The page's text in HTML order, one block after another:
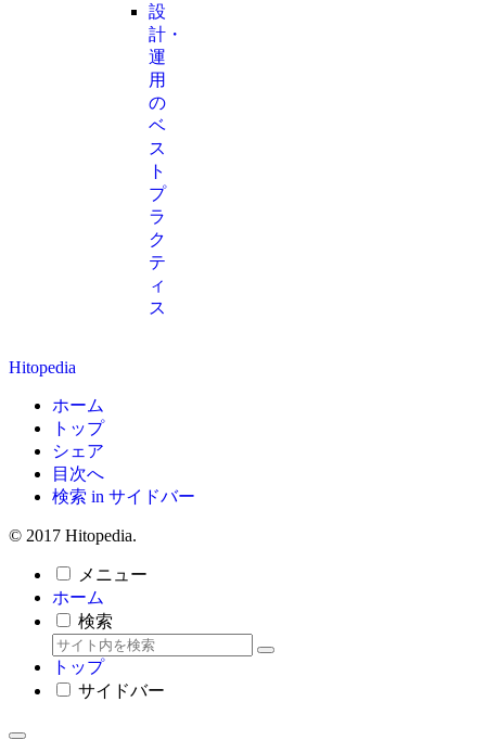
設
計・
運
用
の
ベ
ス
ト
プ
ラ
ク
テ
ィ
ス
Hitopedia
ホーム
トップ
シェア
目次へ
検索 in サイドバー
© 2017 Hitopedia.
メニュー
ホーム
検索
トップ
サイドバー